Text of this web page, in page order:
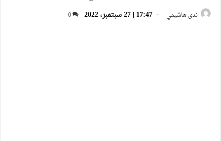
ندى هاشيمي 17:47 | 27 سبتمبر، 2022 0